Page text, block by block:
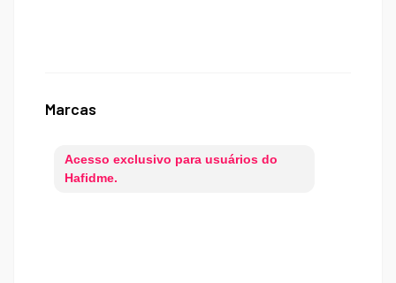
Marcas
Acesso exclusivo para usuários do
Hafidme.